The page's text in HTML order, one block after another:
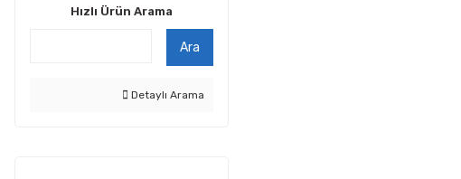
Hızlı Ürün Arama
Ara
Detaylı Arama